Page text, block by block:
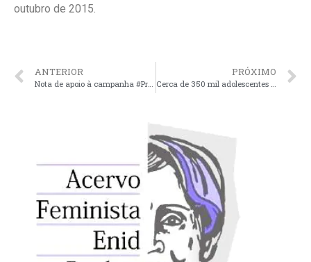
outubro de 2015.
ANTERIOR PRÓXIMO